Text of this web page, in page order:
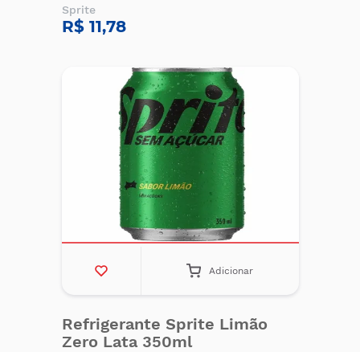
Sprite
R$ 11,78
Adicionar
Refrigerante Sprite Limão
Zero Lata 350ml